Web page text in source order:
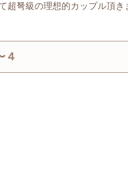
超弩級の理想的カップル頂き
４